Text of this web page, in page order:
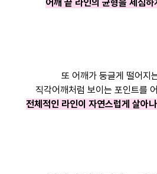
어깨 끝 라인의 균형을 세심하
또 어깨가 둥글게 떨어지
직각어깨처럼 보이는 포인트를
전체적인 라인이 자연스럽게 살아